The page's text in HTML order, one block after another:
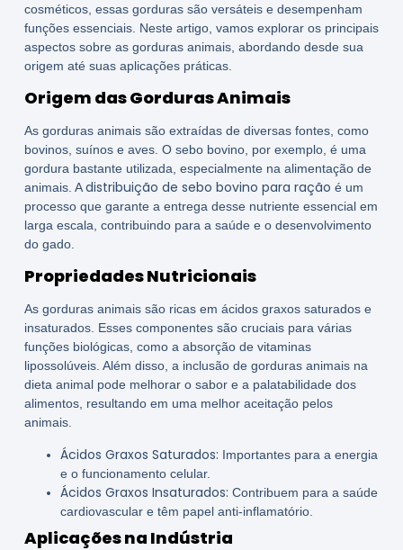
cosméticos, essas gorduras são versáteis e desempenham
funções essenciais. Neste artigo, vamos explorar os principais
aspectos sobre as gorduras animais, abordando desde sua
origem até suas aplicações práticas.
Origem das Gorduras Animais
As gorduras animais são extraídas de diversas fontes, como
bovinos, suínos e aves. O sebo bovino, por exemplo, é uma
gordura bastante utilizada, especialmente na alimentação de
animais. Adistribuição de sebo bovino para ração é um
processo que garante a entrega desse nutriente essencial em
larga escala, contribuindo para a saúde e o desenvolvimento
do gado.
Propriedades Nutricionais
As gorduras animais são ricas em ácidos graxos saturados e
insaturados. Esses componentes são cruciais para várias
funções biológicas, como a absorção de vitaminas
lipossolúveis. Além disso, a inclusão de gorduras animais na
dieta animal pode melhorar o sabor e a palatabilidade dos
alimentos, resultando em uma melhor aceitação pelos
animais.
Ácidos Graxos Saturados: Importantes para a energia
e o funcionamento celular.
Ácidos Graxos Insaturados: Contribuem para a saúde
cardiovascular e têm papel anti-inflamatório.
Aplicações na Indústria